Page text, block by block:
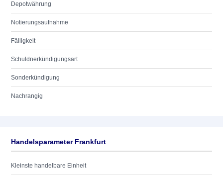
Depotwährung
Notierungsaufnahme
Fälligkeit
Schuldnerkündigungsart
Sonderkündigung
Nachrangig
Handelsparameter Frankfurt
Kleinste handelbare Einheit